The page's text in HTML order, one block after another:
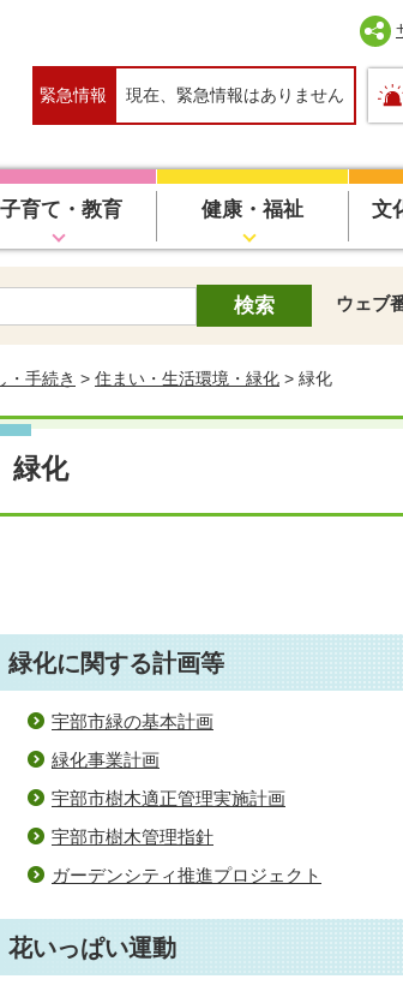
緊急情報 現在、緊急情報はありません
子育て・教育 健康・福祉 文
ウェブ
・手続き > 住まい・生活環境・緑化 > 緑化
緑化
緑化に関する計画等
宇部市緑の基本計画
緑化事業計画
宇部市樹木適正管理実施計画
宇部市樹木管理指針
ガーデンシティ推進プロジェクト
花いっぱい運動